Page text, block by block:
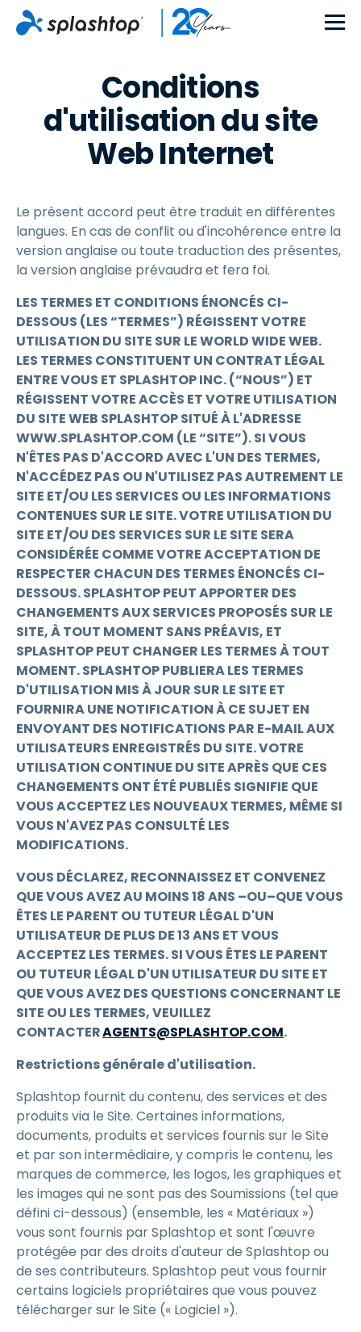
Conditions
d'utilisation du site
Web Internet
Le présent accord peut être traduit en différentes
langues. En cas de conflit ou d'incohérence entre la
version anglaise ou toute traduction des présentes,
la version anglaise prévaudra et fera foi.
LES TERMES ET CONDITIONS ÉNONCÉS CI-
DESSOUS (LES “TERMES”) RÉGISSENT VOTRE
UTILISATION DU SITE SUR LE WORLD WIDE WEB.
LES TERMES CONSTITUENT UN CONTRAT LÉGAL
ENTRE VOUS ET SPLASHTOP INC. (“NOUS”) ET
RÉGISSENT VOTRE ACCÈS ET VOTRE UTILISATION
DU SITE WEB SPLASHTOP SITUÉ À L'ADRESSE
WWW.SPLASHTOP.COM (LE “SITE”). SI VOUS
N'ÊTES PAS D'ACCORD AVEC L'UN DES TERMES,
N'ACCÉDEZ PAS OU N'UTILISEZ PAS AUTREMENT LE
SITE ET/OU LES SERVICES OU LES INFORMATIONS
CONTENUES SUR LE SITE. VOTRE UTILISATION DU
SITE ET/OU DES SERVICES SUR LE SITE SERA
CONSIDÉRÉE COMME VOTRE ACCEPTATION DE
RESPECTER CHACUN DES TERMES ÉNONCÉS CI-
DESSOUS. SPLASHTOP PEUT APPORTER DES
CHANGEMENTS AUX SERVICES PROPOSÉS SUR LE
SITE, À TOUT MOMENT SANS PRÉAVIS, ET
SPLASHTOP PEUT CHANGER LES TERMES À TOUT
MOMENT. SPLASHTOP PUBLIERA LES TERMES
D'UTILISATION MIS À JOUR SUR LE SITE ET
FOURNIRA UNE NOTIFICATION À CE SUJET EN
ENVOYANT DES NOTIFICATIONS PAR E-MAIL AUX
UTILISATEURS ENREGISTRÉS DU SITE. VOTRE
UTILISATION CONTINUE DU SITE APRÈS QUE CES
CHANGEMENTS ONT ÉTÉ PUBLIÉS SIGNIFIE QUE
VOUS ACCEPTEZ LES NOUVEAUX TERMES, MÊME SI
VOUS N'AVEZ PAS CONSULTÉ LES
MODIFICATIONS.
VOUS DÉCLAREZ, RECONNAISSEZ ET CONVENEZ
QUE VOUS AVEZ AU MOINS 18 ANS –OU–QUE VOUS
ÊTES LE PARENT OU TUTEUR LÉGAL D'UN
UTILISATEUR DE PLUS DE 13 ANS ET VOUS
ACCEPTEZ LES TERMES. SI VOUS ÊTES LE PARENT
OU TUTEUR LÉGAL D'UN UTILISATEUR DU SITE ET
QUE VOUS AVEZ DES QUESTIONS CONCERNANT LE
SITE OU LES TERMES, VEUILLEZ
CONTACTERAGENTS@SPLASHTOP.COM.
Restrictions générale d'utilisation.
Splashtop fournit du contenu, des services et des
produits via le Site. Certaines informations,
documents, produits et services fournis sur le Site
et par son intermédiaire, y compris le contenu, les
marques de commerce, les logos, les graphiques et
les images qui ne sont pas des Soumissions (tel que
défini ci-dessous) (ensemble, les « Matériaux »)
vous sont fournis par Splashtop et sont l'œuvre
protégée par des droits d'auteur de Splashtop ou
de ses contributeurs. Splashtop peut vous fournir
certains logiciels propriétaires que vous pouvez
télécharger sur le Site (« Logiciel »).